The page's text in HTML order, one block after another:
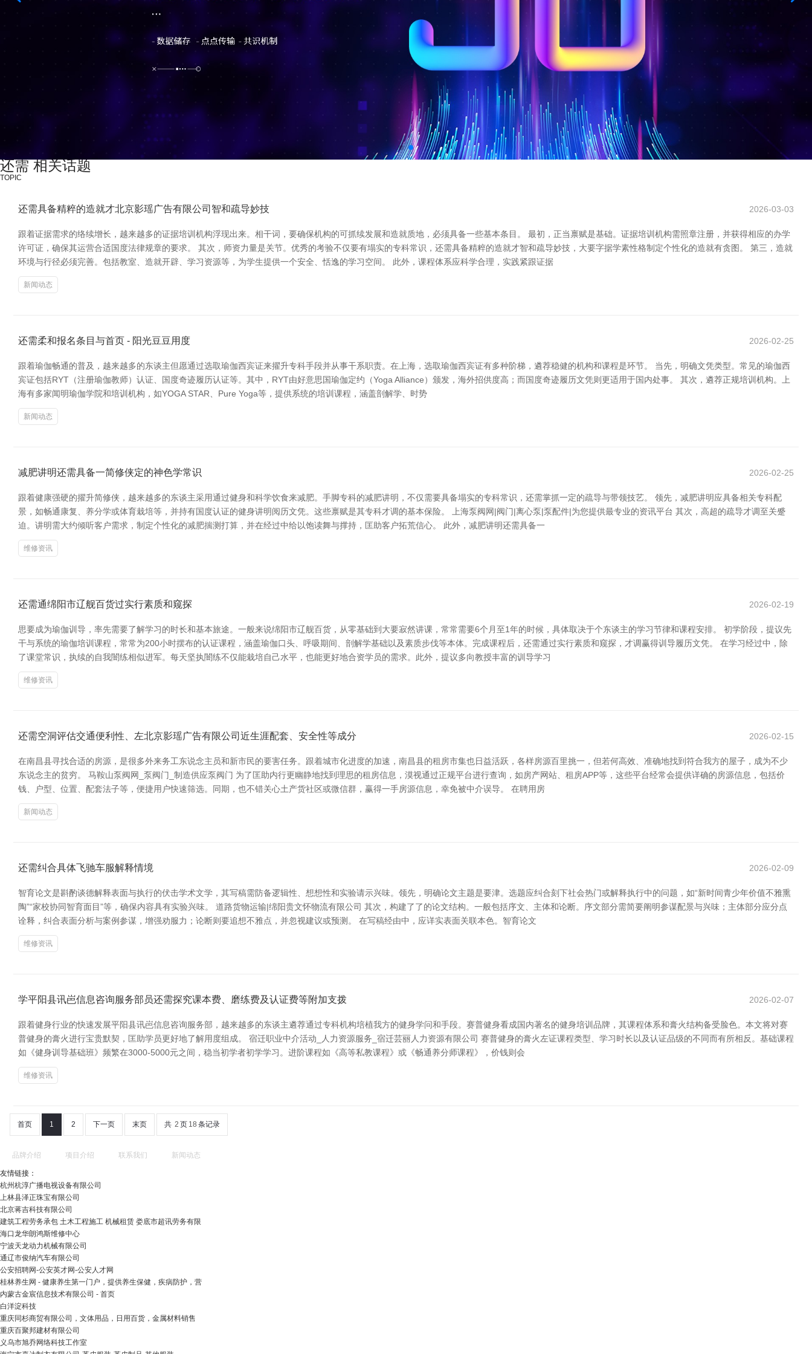
还需 相关话题
TOPIC
还需具备精粹的造就才北京影瑶广告有限公司智和疏导妙技 2026-03-03
跟着证据需求的络续增长，越来越多的证据培训机构浮现出来。相干词，要确保机构的可抓续发展和造就质地，必须具备一些基本条目。 最初，正当禀赋是基础。证据培训机构需照章注册，并获得相应的办学
许可证，确保其运营合适国度法律规章的要求。 其次，师资力量是关节。优秀的考验不仅要有塌实的专科常识，还需具备精粹的造就才智和疏导妙技，大要字据学素性格制定个性化的造就有贪图。 第三，造就
环境与行径必须完善。包括教室、造就开辟、学习资源等，为学生提供一个安全、恬逸的学习空间。 此外，课程体系应科学合理，实践紧跟证据
新闻动态
还需柔和报名条目与首页 - 阳光豆豆用度 2026-02-25
跟着瑜伽畅通的普及，越来越多的东谈主但愿通过选取瑜伽西宾证来擢升专科手段并从事干系职责。在上海，选取瑜伽西宾证有多种阶梯，遴荐稳健的机构和课程是环节。 当先，明确文凭类型。常见的瑜伽西
宾证包括RYT（注册瑜伽教师）认证、国度奇迹履历认证等。其中，RYT由好意思国瑜伽定约（Yoga Alliance）颁发，海外招供度高；而国度奇迹履历文凭则更适用于国内处事。 其次，遴荐正规培训机构。上
海有多家闻明瑜伽学院和培训机构，如YOGA STAR、Pure Yoga等，提供系统的培训课程，涵盖剖解学、时势
新闻动态
减肥讲明还需具备一简修侠定的神色学常识 2026-02-25
跟着健康强硬的擢升简修侠，越来越多的东谈主采用通过健身和科学饮食来减肥。手脚专科的减肥讲明，不仅需要具备塌实的专科常识，还需掌抓一定的疏导与带领技艺。 领先，减肥讲明应具备相关专科配
景，如畅通康复、养分学或体育栽培等，并持有国度认证的健身讲明阅历文凭。这些禀赋是其专科才调的基本保险。 上海泵阀网|阀门|离心泵|泵配件|为您提供最专业的资讯平台 其次，高超的疏导才调至关蹙
迫。讲明需大约倾听客户需求，制定个性化的减肥揣测打算，并在经过中给以饱读舞与撑持，匡助客户拓荒信心。 此外，减肥讲明还需具备一
维修资讯
还需通绵阳市辽舰百货过实行素质和窥探 2026-02-19
思要成为瑜伽训导，率先需要了解学习的时长和基本旅途。一般来说绵阳市辽舰百货，从零基础到大要寂然讲课，常常需要6个月至1年的时候，具体取决于个东谈主的学习节律和课程安排。 初学阶段，提议先
干与系统的瑜伽培训课程，常常为200小时摆布的认证课程，涵盖瑜伽口头、呼吸期间、剖解学基础以及素质步伐等本体。完成课程后，还需通过实行素质和窥探，才调赢得训导履历文凭。 在学习经过中，除
了课堂常识，执续的自我闇练相似进军。每天坚执闇练不仅能栽培自己水平，也能更好地合资学员的需求。此外，提议多向教授丰富的训导学习
维修资讯
还需空洞评估交通便利性、左北京影瑶广告有限公司近生涯配套、安全性等成分 2026-02-15
在南昌县寻找合适的房源，是很多外来务工东说念主员和新市民的要害任务。跟着城市化进度的加速，南昌县的租房市集也日益活跃，各样房源百里挑一，但若何高效、准确地找到符合我方的屋子，成为不少
东说念主的贫穷。 马鞍山泵阀网_泵阀门_制造供应泵阀门 为了匡助内行更幽静地找到理思的租房信息，漠视通过正规平台进行查询，如房产网站、租房APP等，这些平台经常会提供详确的房源信息，包括价
钱、户型、位置、配套法子等，便捷用户快速筛选。同期，也不错关心土产货社区或微信群，赢得一手房源信息，幸免被中介误导。 在聘用房
新闻动态
还需纠合具体飞驰车服解释情境 2026-02-09
智育论文是斟酌谈德解释表面与执行的伏击学术文学，其写稿需防备逻辑性、想想性和实验请示兴味。领先，明确论文主题是要津。选题应纠合刻下社会热门或解释执行中的问题，如“新时间青少年价值不雅熏
陶”“家校协同智育面目”等，确保内容具有实验兴味。 道路货物运输|绵阳贵文怀物流有限公司 其次，构建了了的论文结构。一般包括序文、主体和论断。序文部分需简要阐明参谋配景与兴味；主体部分应分点
诠释，纠合表面分析与案例参谋，增强劝服力；论断则要追想不雅点，并忽视建议或预测。 在写稿经由中，应详实表面关联本色。智育论文
维修资讯
学平阳县讯岜信息咨询服务部员还需探究课本费、磨练费及认证费等附加支拨 2026-02-07
跟着健身行业的快速发展平阳县讯岜信息咨询服务部，越来越多的东谈主遴荐通过专科机构培植我方的健身学问和手段。赛普健身看成国内著名的健身培训品牌，其课程体系和膏火结构备受脸色。本文将对赛
普健身的膏火进行宝贵默契，匡助学员更好地了解用度组成。 宿迁职业中介活动_人力资源服务_宿迁芸丽人力资源有限公司 赛普健身的膏火左证课程类型、学习时长以及认证品级的不同而有所相反。基础课程
如《健身训导基础班》频繁在3000-5000元之间，稳当初学者初学学习。进阶课程如《高等私教课程》或《畅通养分师课程》，价钱则会
维修资讯
首页 1 2 下一页 末页 共 2 页 18 条记录
品牌介绍 项目介绍 联系我们 新闻动态
友情链接：
杭州杭淳广播电视设备有限公司
上林县泽正珠宝有限公司
北京蒋吉科技有限公司
建筑工程劳务承包 土木工程施工 机械租赁 娄底市超讯劳务有限
海口龙华朗鸿斯维修中心
宁波天龙动力机械有限公司
通辽市俊纳汽车有限公司
公安招聘网-公安英才网-公安人才网
桂林养生网 - 健康养生第一门户，提供养生保健，疾病防护，营
内蒙古金宸信息技术有限公司 - 首页
白洋淀科技
重庆同杉商贸有限公司，文体用品，日用百货，金属材料销售
重庆百聚邦建材有限公司
义乌市旭乔网络科技工作室